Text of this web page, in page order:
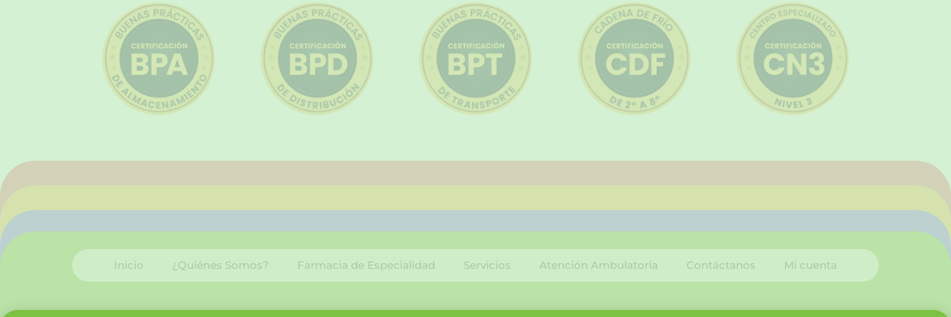
Inicio ¿Quiénes Somos? Farmacia de Especialidad Servicios Atención Ambulatoria Contáctanos Mi cuenta
F I L